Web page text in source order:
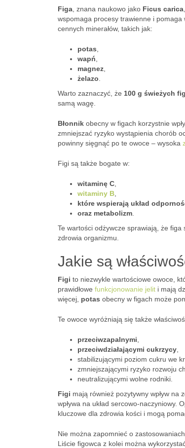
Figa , znana naukowo jako Ficus carica
wspomaga procesy trawienne i
cennych minerałów, takich jak:
potas
wapń
magnez
żelazo
Warto zaznaczyć, że 100 g świeżych fig
samą wagę.
Błonnik obecny w figach korzystnie
zmniejszać ryzyko wystąpienia chorób
powinny sięgnąć po te owoce – wysoka
Figi są także bogate w:
witaminę C
witaminy B
które wspierają układ
oraz metabolizm
Te wartości odżywcze sprawiają, że
zdrowia organizmu.
Jakie są
Figi to niezwykle wartościowe owoce,
prawidłowe funkcjonowanie jelit i mają
więcej, potas obecny w figach może
Te owoce wyróżniają się także
przeciwzapalnymi
przeciwdziałającymi cukrzycy
stabilizującymi poziom cukru we
zmniejszającymi ryzyko rozwoju
neutralizującymi wolne rodniki.
Figi mają również pozytywny wpływ
wpływa na układ sercowo-naczyniowy.
kluczowe dla zdrowia kości i mogą
Nie można zapomnieć o
Liście figowca z kolei można